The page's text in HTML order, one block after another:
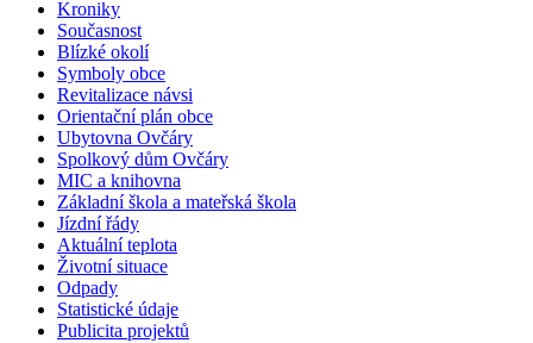
Kroniky
Současnost
Blízké okolí
Symboly obce
Revitalizace návsi
Orientační plán obce
Ubytovna Ovčáry
Spolkový dům Ovčáry
MIC a knihovna
Základní škola a mateřská škola
Jízdní řády
Aktuální teplota
Životní situace
Odpady
Statistické údaje
Publicita projektů